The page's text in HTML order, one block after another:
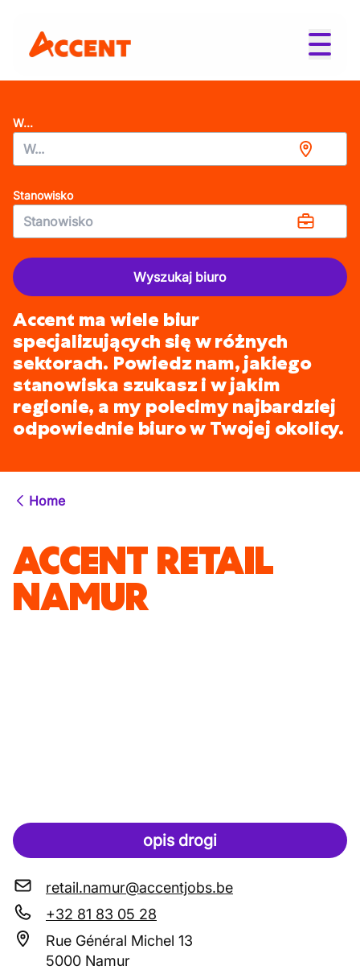
W...
Stanowisko
Wyszukaj biuro
Accent ma wiele biur
specjalizujących się w różnych
sektorach. Powiedz nam, jakiego
stanowiska szukasz i w jakim
regionie, a my polecimy najbardziej
odpowiednie biuro w Twojej okolicy.
Home
ACCENT RETAIL
NAMUR
opis drogi
retail.namur@accentjobs.be
+32 81 83 05 28
Rue Général Michel 13
5000 Namur